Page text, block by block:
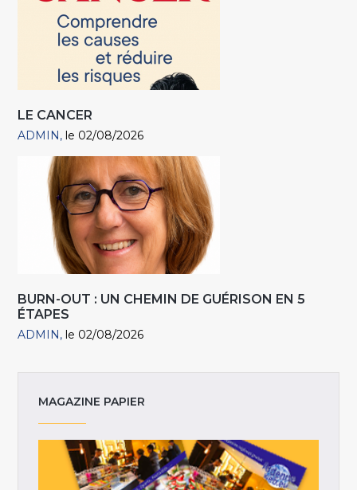
LE CANCER
ADMIN le 02/08/2026
BURN-OUT : UN CHEMIN DE GUÉRISON EN 5
ÉTAPES
ADMIN le 02/08/2026
MAGAZINE PAPIER